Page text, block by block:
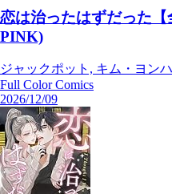
恋は治ったはずだった【
PINK)
ジャックポット, キム・ヨン
Full Color Comics
2026/12/09